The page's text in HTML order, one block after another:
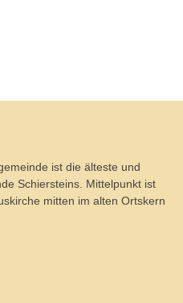
ist die älteste und
Schiersteins. Mittelpunkt ist
mitten im alten Ortskern